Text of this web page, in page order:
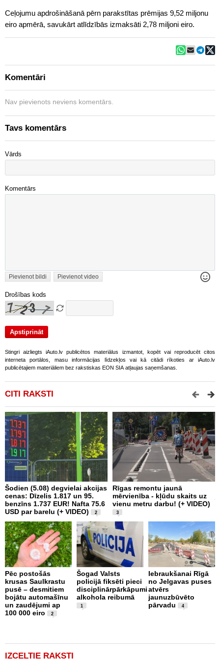
Ceļojumu apdrošināšanā pērn parakstītas prēmijas 9,52 miljonu
eiro apmērā, savukārt atlīdzībās izmaksāti 2,78 miljoni eiro.
Komentāri
Nav pievienots neviens komentārs.
Tavs komentārs
Vārds
Komentārs
Pievienot bildi Pievienot video
Drošības kods
Stingri aizliegts iAuto.lv publicētos materiālus izmantot, kopēt vai reproducēt citos
interneta portālos, masu informācijas līdzekļos vai kā citādi rīkoties ar iAuto.lv
publicētajiem materiāliem bez rakstiskas EON SIA atļaujas saņemšanas.
CITI RAKSTI
Šodien (5.08) degvielai akcijas
cenas: Dīzelis 1.817 un 95.
benzīns 1.737 EUR! Nafta 75.6
USD par barelu (+ VIDEO)
2
Rīgas remontu jaunā
mērvienība - kļūdu skaits uz
vienu metru darbu! (+ VIDEO)
3
Pēc postošās
krusas Saulkrastu
pusē – desmitiem
bojātu automašīnu
un zaudējumi ap
100 000 eiro
2
Šogad Valsts
policijā fiksēti pieci
disciplinārpārkāpumi
alkohola reibumā
1
Iebraukšanai Rīgā
no Jelgavas puses
atvērs
jaunuzbūvēto
pārvadu
4
IZCELTIE RAKSTI